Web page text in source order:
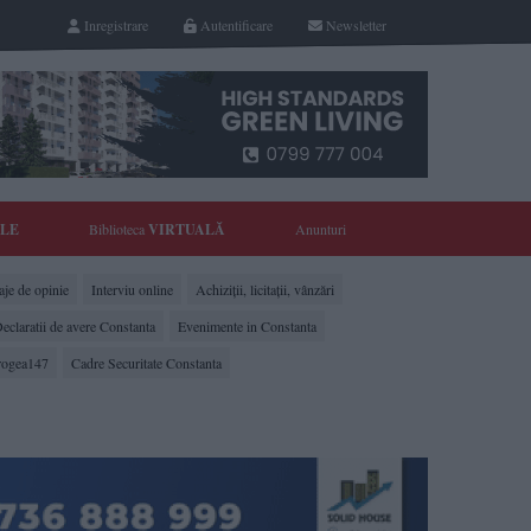
Newsletter
Autentificare
Inregistrare
BibliotecaVIRTUALĂ Anunturi
de opinie Interviu online
Achiziții, licitații, vânzări
de avere Constanta
Evenimente in Constanta
Cadre Securitate Constanta